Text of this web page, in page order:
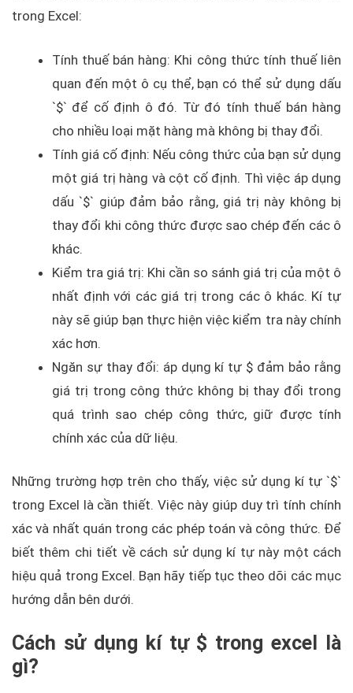
trong Excel:
Tính thuế bán hàng: Khi công thức tính thuế liên
quan đến một ô cụ thể, bạn có thể sử dụng dấu
`$` để cố định ô đó. Từ đó tính thuế bán hàng
cho nhiều loại mặt hàng mà không bị thay đổi.
Tính giá cố định: Nếu công thức của bạn sử dụng
một giá trị hàng và cột cố định. Thì việc áp dụng
dấu `$` giúp đảm bảo rằng, giá trị này không bị
thay đổi khi công thức được sao chép đến các ô
khác.
Kiểm tra giá trị: Khi cần so sánh giá trị của một ô
nhất định với các giá trị trong các ô khác. Kí tự
này sẽ giúp bạn thực hiện việc kiểm tra này chính
xác hơn.
Ngăn sự thay đổi: áp dụng kí tự $ đảm bảo rằng
giá trị trong công thức không bị thay đổi trong
quá trình sao chép công thức, giữ được tính
chính xác của dữ liệu.
Những trường hợp trên cho thấy, việc sử dụng kí tự `$`
trong Excel là cần thiết. Việc này giúp duy trì tính chính
xác và nhất quán trong các phép toán và công thức. Để
biết thêm chi tiết về cách sử dụng kí tự này một cách
hiệu quả trong Excel. Bạn hãy tiếp tục theo dõi các mục
hướng dẫn bên dưới.
Cách sử dụng kí tự $ trong excel là
gì?